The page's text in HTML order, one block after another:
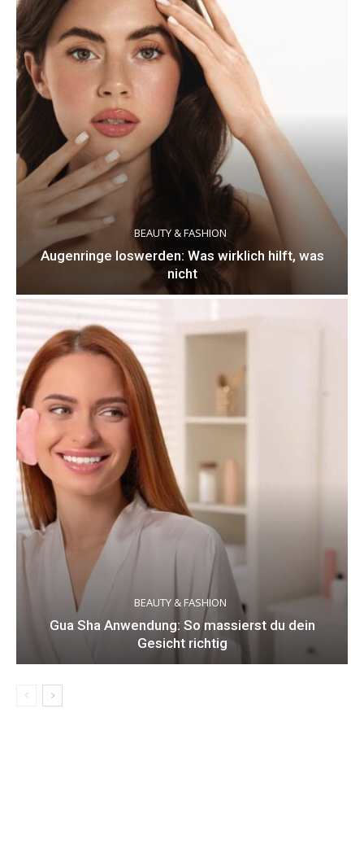
BEAUTY & FASHION
Augenringe loswerden: Was wirklich hilft, was
nicht
BEAUTY & FASHION
Gua Sha Anwendung: So massierst du dein
Gesicht richtig